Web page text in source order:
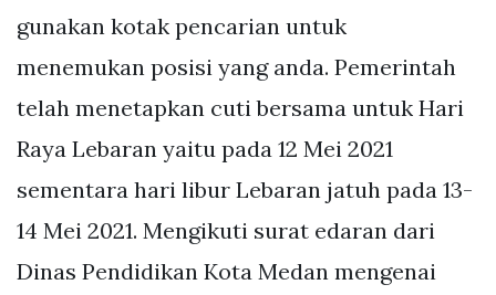
gunakan kotak pencarian untuk
menemukan posisi yang anda. Pemerintah
telah menetapkan cuti bersama untuk Hari
Raya Lebaran yaitu pada 12 Mei 2021
sementara hari libur Lebaran jatuh pada 13-
14 Mei 2021. Mengikuti surat edaran dari
Dinas Pendidikan Kota Medan mengenai